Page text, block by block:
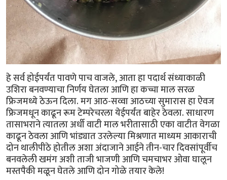
हे सर्व होईपर्यंत पावणे पाच वाजले, आता हा पदार्थ संध्याकाळी
उशिरा बनवण्याचा निर्णय घेतला आणि हा कच्चा माल सरळ
फ्रिजमध्ये ठेऊन दिला. मग आठ-सव्वा आठच्या सुमारास हा ऐवज
फ्रिजमधून काढून रूम टेम्परेचरला येईपर्यंत बाहेर ठेवला. साधारण
तासाभराने त्यातला अर्धी वाटी माल भरीतासाठी एका वाटीत वेगळा
काढून ठेवला आणि भांड्यात उरलेल्या मिश्रणात माध्यम आकाराची
दोन थालीपीठे होतील अशा अंदाजाने आईने तीन-चार दिवसांपूर्वीच
बनवलेली खमंग अशी ताजी भाजणी आणि चमचाभर ओवा घालून
मस्तपैकी मळून घेतले आणि दोन गोळे तयार केले!